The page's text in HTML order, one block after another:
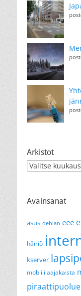
Arkistot
Arkistot
Avainsanat
asus debian eee
häiriö
kserver
mobiililaajakaista
piraattipuolue